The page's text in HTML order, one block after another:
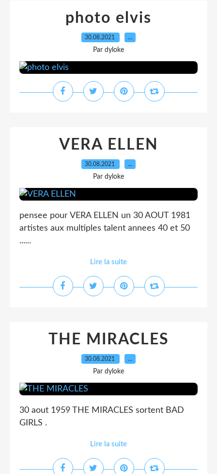
photo elvis
30.08.2021 …
Par dyloke
VERA ELLEN
30.08.2021 …
Par dyloke
pensee pour VERA ELLEN un 30 AOUT 1981
artistes aux multiples talent annees 40 et 50
......
Lire la suite
THE MIRACLES
30.08.2021 …
Par dyloke
30 aout 1959 THE MIRACLES sortent BAD
GIRLS .
Lire la suite